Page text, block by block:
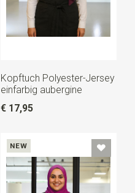
Kopftuch Polyester-Jersey
einfarbig aubergine
€ 17,95
NEW